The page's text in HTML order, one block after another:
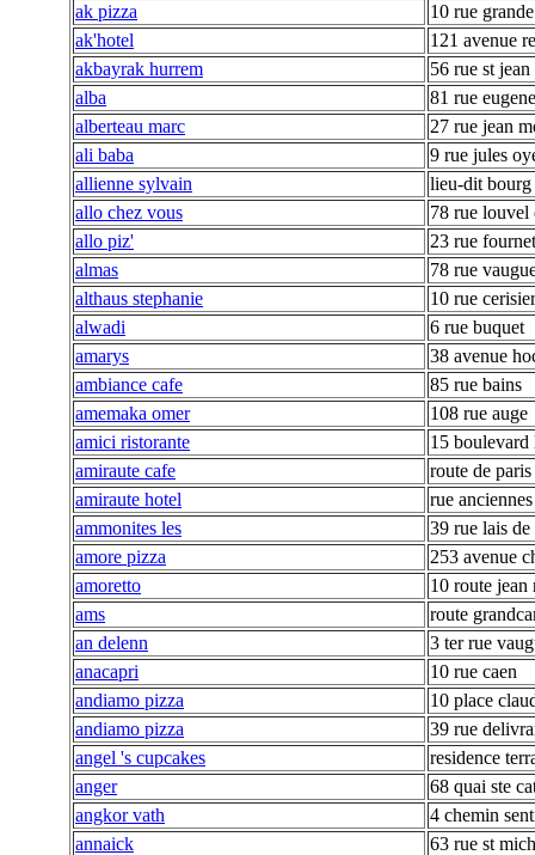
ak pizza
10 rue grande
ak'hotel
121 avenue
akbayrak hurrem
56 rue st jean
alba
81 rue
alberteau marc
27 rue jean
ali baba
9 rue jules
allienne sylvain
lieu-dit bourg
allo chez vous
78 rue louvel
allo piz'
23 rue fournet
almas
78 rue
althaus stephanie
10 rue
alwadi
6 rue buquet
amarys
38 avenue
ambiance cafe
85 rue bains
amemaka omer
108 rue auge
amici ristorante
15 boulevard
amiraute cafe
route de paris
amiraute hotel
rue
ammonites les
39 rue lais de
amore pizza
253 avenue
amoretto
10 route jean
ams
route
an delenn
3 ter rue
anacapri
10 rue caen
andiamo pizza
10 place
andiamo pizza
39 rue
angel 's cupcakes
residence
anger
68 quai ste
angkor vath
4 chemin
annaick
63 rue st